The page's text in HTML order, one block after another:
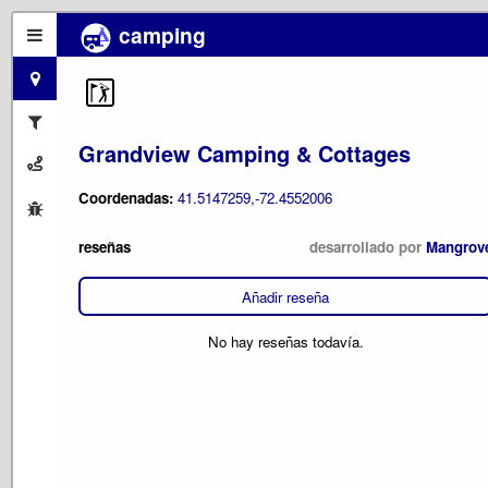
camping
Grandview Camping & Cottages
Coordenadas: 41.5147259,-72.4552006
reseñas desarrollado por
Añadir reseña
No hay reseñas todavía.